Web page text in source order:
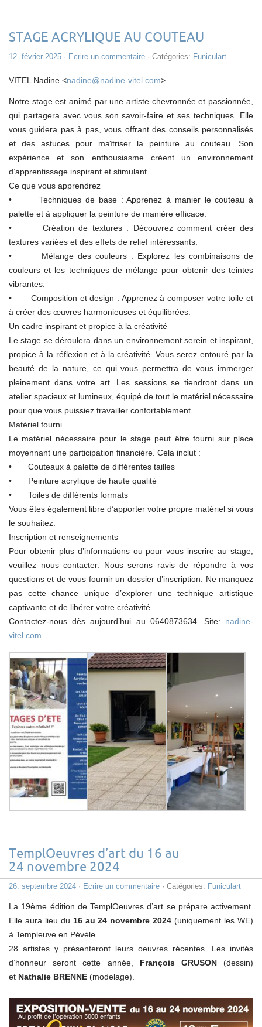
STAGE ACRYLIQUE AU COUTEAU
12. février 2025 · Ecrire un commentaire · Catégories: Funiculart
VITEL Nadine <nadine@nadine-vitel.com>
Notre stage est animé par une artiste chevronnée et passionnée,
qui partagera avec vous son savoir-faire et ses techniques. Elle
vous guidera pas à pas, vous offrant des conseils personnalisés
et des astuces pour maîtriser la peinture au couteau. Son
expérience et son enthousiasme créent un environnement
d’apprentissage inspirant et stimulant.
Ce que vous apprendrez
• Techniques de base : Apprenez à manier le couteau à
palette et à appliquer la peinture de manière efficace.
• Création de textures : Découvrez comment créer des
textures variées et des effets de relief intéressants.
• Mélange des couleurs : Explorez les combinaisons de
couleurs et les techniques de mélange pour obtenir des teintes
vibrantes.
• Composition et design : Apprenez à composer votre toile et
à créer des œuvres harmonieuses et équilibrées.
Un cadre inspirant et propice à la créativité
Le stage se déroulera dans un environnement serein et inspirant,
propice à la réflexion et à la créativité. Vous serez entouré par la
beauté de la nature, ce qui vous permettra de vous immerger
pleinement dans votre art. Les sessions se tiendront dans un
atelier spacieux et lumineux, équipé de tout le matériel nécessaire
pour que vous puissiez travailler confortablement.
Matériel fourni
Le matériel nécessaire pour le stage peut être fourni sur place
moyennant une participation financière. Cela inclut :
• Couteaux à palette de différentes tailles
• Peinture acrylique de haute qualité
• Toiles de différents formats
Vous êtes également libre d’apporter votre propre matériel si vous
le souhaitez.
Inscription et renseignements
Pour obtenir plus d’informations ou pour vous inscrire au stage,
veuillez nous contacter. Nous serons ravis de répondre à vos
questions et de vous fournir un dossier d’inscription. Ne manquez
pas cette chance unique d’explorer une technique artistique
captivante et de libérer votre créativité.
Contactez-nous dès aujourd’hui au 0640873634. Site: nadine-
vitel.com
TemplOeuvres d’art du 16 au
24 novembre 2024
26. septembre 2024 · Ecrire un commentaire · Catégories: Funiculart
La 19ème édition de TemplOeuvres d’art se prépare activement.
Elle aura lieu du 16 au 24 novembre 2024 (uniquement les WE)
à Templeuve en Pévèle.
28 artistes y présenteront leurs oeuvres récentes. Les invités
d’honneur seront cette année, François GRUSON(dessin)
et Nathalie BRENNE (modelage).